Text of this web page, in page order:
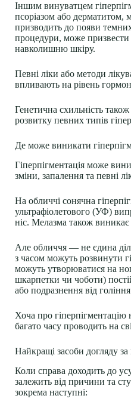
Іншим винуватцем
псоріазом або дерматитом,
призводить до появи
процедури, може призвести
навколишню шкіру.
Певні ліки або методи
впливають на рівень
Генетична схильність
розвитку певних типів
Де може виникати
Гіперпігментація може
зміни, запалення та певні
На обличчі сонячна
ультрафіолетового (УФ)
ніс. Мелазма також виникає
Але обличчя — не єдина
з часом можуть розвинути
можуть утворюватися на
шкарпетки чи чоботи)
або подразнення від
Хоча про
багато часу проводить на
Найкращі засоби догляду за
Коли справа доходить до
залежить від причини та
зокрема наступні: